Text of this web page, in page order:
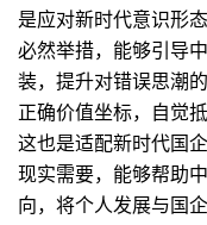
是应对新时代意识形
必然举措，能够引导
装，提升对错误思潮
正确价值坐标，自觉
这也是适配新时代国
现实需要，能够帮助
向，将个人发展与国